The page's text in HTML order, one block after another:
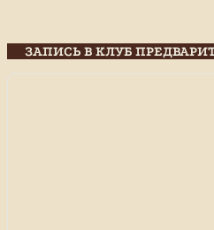
ЗАПИСЬ В КЛУБ